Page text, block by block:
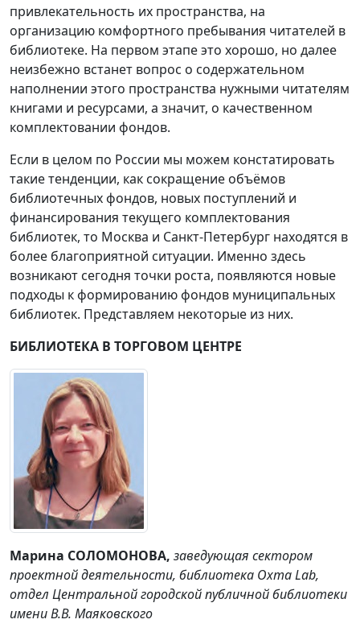
привлекательность их пространства, на
организацию комфортного пребывания читателей в
библиотеке. На первом этапе это хорошо, но далее
неизбежно встанет вопрос о содержательном
наполнении этого пространства нужными читателям
книгами и ресурсами, а значит, о качественном
комплектовании фондов.
Если в целом по России мы можем констатировать
такие тенденции, как сокращение объёмов
библиотечных фондов, новых поступлений и
финансирования текущего комплектования
библиотек, то Москва и Санкт-Петербург находятся в
более благоприятной ситуации. Именно здесь
возникают сегодня точки роста, появляются новые
подходы к формированию фондов муниципальных
библиотек. Представляем некоторые из них.
БИБЛИОТЕКА В ТОРГОВОМ ЦЕНТРЕ
Марина СОЛОМОНОВА, заведующая сектором
проектной деятельности, библиотека Охта Lab,
отдел Центральной городской публичной библиотеки
имени В.В. Маяковского